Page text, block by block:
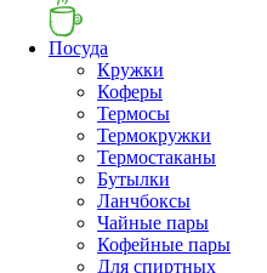
Посуда
Кружки
Коферы
Термосы
Термокружки
Термостаканы
Бутылки
Ланчбоксы
Чайные пары
Кофейные пары
Для спиртных